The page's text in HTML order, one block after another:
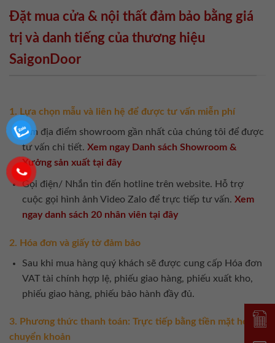
Đặt mua cửa & nội thất đảm bảo bằng giá
trị và danh tiếng của thương hiệu
SaigonDoor
1. Lựa chọn mẫu và liên hệ để được tư vấn miễn phí
Tìm địa điểm showroom gần nhất của chúng tôi để được
tư vấn chi tiết. Xem ngay Danh sách Showroom &
Xưởng sản xuất tại đây
Gọi điện/ Nhắn tin đến hotline trên website. Hỗ trợ
cuộc gọi hình ảnh Video Zalo để trực tiếp tư vấn. Xem
ngay danh sách 20 nhân viên tại đây
2. Hóa đơn và giấy tờ đảm bảo
Sau khi mua hàng quý khách sẽ được cung cấp Hóa đơn
VAT tài chính hợp lệ, phiếu giao hàng, phiếu xuất kho,
phiếu giao hàng, phiếu bảo hành đầy đủ.
3. Phương thức thanh toán: Trực tiếp bằng tiền mặt hoặc
chuyển khoản
Đặt